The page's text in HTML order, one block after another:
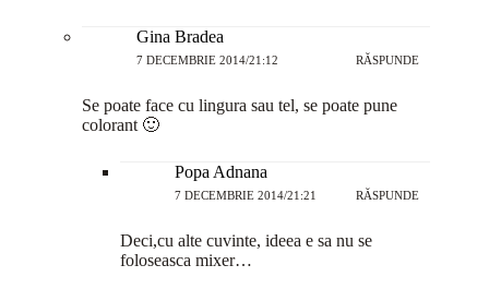
Gina Bradea
7 DECEMBRIE 2014/21:12 RĂSPUNDE
Se poate face cu lingura sau tel, se poate pune
colorant 🙂
Popa Adnana
7 DECEMBRIE 2014/21:21 RĂSPUNDE
Deci,cu alte cuvinte, ideea e sa nu se
foloseasca mixer…